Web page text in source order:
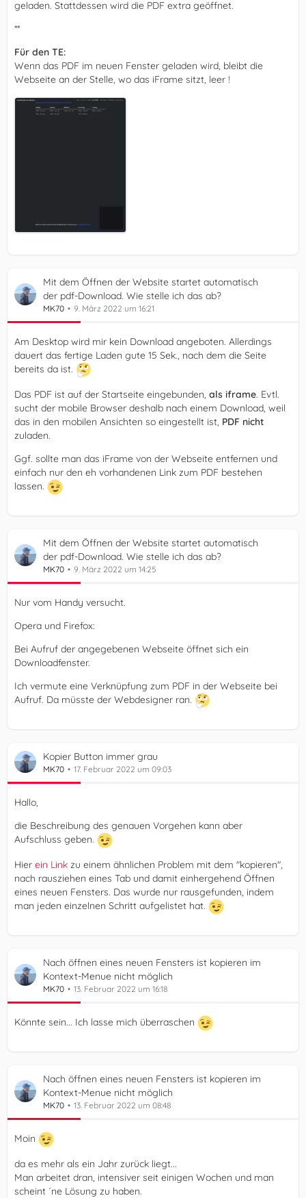
geladen. Stattdessen wird die PDF extra geöffnet.
**
Für den TE:
Wenn das PDF im neuen Fenster geladen wird, bleibt die
Webseite an der Stelle, wo das iFrame sitzt, leer !
Mit dem Öffnen der Website startet automatisch
der pdf-Download. Wie stelle ich das ab?
MK70 9. März 2022 um 16:21
Am Desktop wird mir kein Download angeboten. Allerdings
dauert das fertige Laden gute 15 Sek., nach dem die Seite
bereits da ist.
Das PDF ist auf der Startseite eingebunden, als iframe. Evtl.
sucht der mobile Browser deshalb nach einem Download, weil
das in den mobilen Ansichten so eingestellt ist, PDF nicht
zuladen.
Ggf. sollte man das iFrame von der Webseite entfernen und
einfach nur den eh vorhandenen Link zum PDF bestehen
lassen.
Mit dem Öffnen der Website startet automatisch
der pdf-Download. Wie stelle ich das ab?
MK70 9. März 2022 um 14:25
Nur vom Handy versucht.
Opera und Firefox:
Bei Aufruf der angegebenen Webseite öffnet sich ein
Downloadfenster.
Ich vermute eine Verknüpfung zum PDF in der Webseite bei
Aufruf. Da müsste der Webdesigner ran.
Kopier Button immer grau
MK70 17. Februar 2022 um 09:03
Hallo,
die Beschreibung des genauen Vorgehen kann aber
Aufschluss geben.
Hier ein Link zu einem ähnlichen Problem mit dem "kopieren",
nach rausziehen eines Tab und damit einhergehend Öffnen
eines neuen Fensters. Das wurde nur rausgefunden, indem
man jeden einzelnen Schritt aufgelistet hat.
Nach öffnen eines neuen Fensters ist kopieren im
Kontext-Menue nicht möglich
MK70 13. Februar 2022 um 16:18
Könnte sein... Ich lasse mich überraschen
Nach öffnen eines neuen Fensters ist kopieren im
Kontext-Menue nicht möglich
MK70 13. Februar 2022 um 08:48
Moin
da es mehr als ein Jahr zurück liegt...
Man arbeitet dran, intensiver seit einigen Wochen und man
scheint ´ne Lösung zu haben.